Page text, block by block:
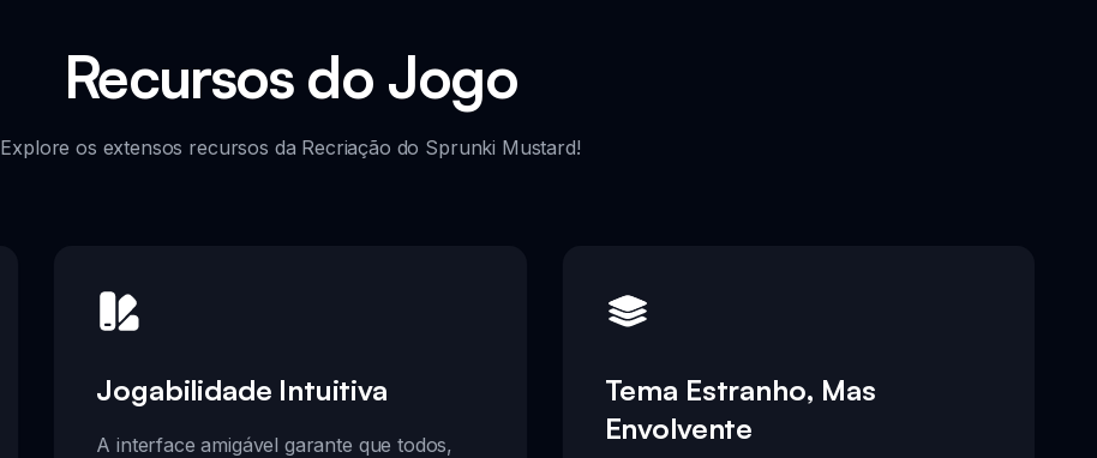
Recursos do Jogo
Explore os extensos recursos da Recriação do Sprunki Mustard!
Jogabilidade Intuitiva
A interface amigável garante que todos,
Tema Estranho, Mas
Envolvente